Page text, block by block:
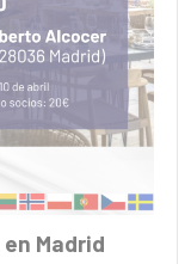
Madrid